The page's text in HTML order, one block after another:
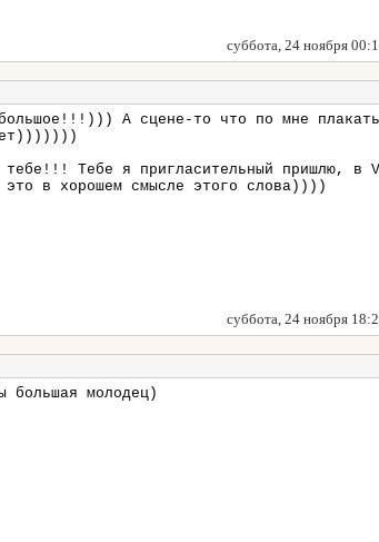
суббота, 24 ноября
А сцене-то что по мне
тебе!!! Тебе я пригласительный пришлю, в
в хорошем смысле этого слова))))
суббота, 24 ноября
большая молодец)